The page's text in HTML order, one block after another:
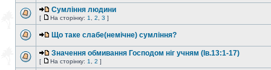
Сумління людини
[ На сторінку: 1 2 3 ]
Що таке слабе(немічне) сумління?
Значення обмивання Господом ніг учням (Ів.13:1-17)
[ На сторінку: 1 2 ]